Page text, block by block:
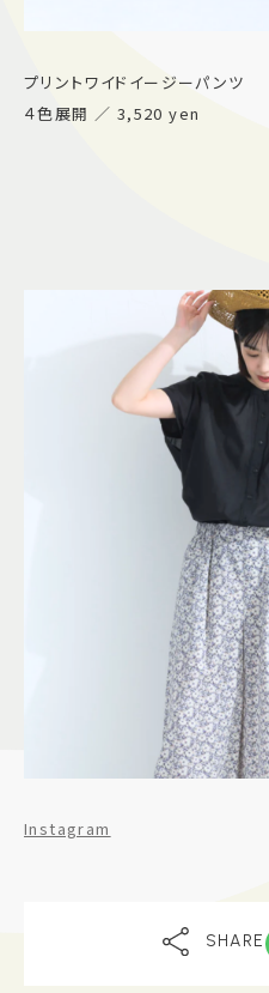
プリントワイドイージーパンツ
４色展開 ／ 3,520 yen
Instagram
SHARE